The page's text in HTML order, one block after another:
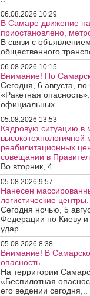
06.08.2026 10:29
В Самаре движение
приостановлено,
В связи с
общественного
06.08.2026 10:15
Внимание! По
Сегодня, 6 августа,
«Ракетная
официальных ..
05.08.2026 13:53
Кадровую ситуацию в
реабилитационных
совещании в
Во вторник, 4 ..
05.08.2026 9:57
Нанесен
логистические центры.
Сегодня ночью, 5
Федерации по Киеву и
удар ..
05.08.2026 8:38
Внимание! В
опасность.
На территории
«Беспилотная
его ведении сегодня,..